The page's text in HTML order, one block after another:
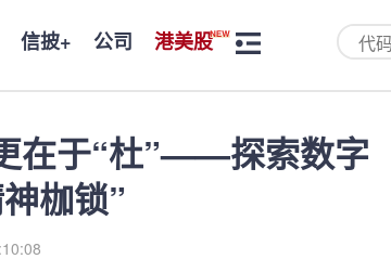
信披+ 公司 港美股
在于“杜”——探索数字
枷锁”